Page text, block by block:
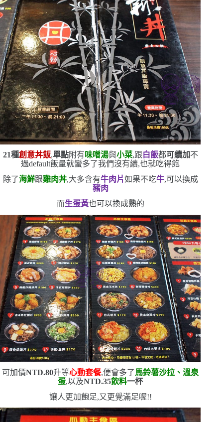
21種創意丼飯,單點附有 味噌湯與小菜,跟白飯都可續加不
過default飯量就蠻多了我們沒有續,也就吃得飽
除了海鮮跟雞肉丼,大多含有牛肉片如果不吃牛,可以換成
豬肉
而生蛋黃也可以換成熟的
可加價NTD.80升等心動套餐,便會多了馬鈴薯沙拉、溫泉
蛋,以及NTD.35飲料一杯
讓人更加飽足,又更覺滿足喔!!